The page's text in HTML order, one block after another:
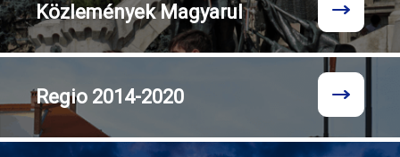
KözleményekMagyarul
Regio 2014-2020